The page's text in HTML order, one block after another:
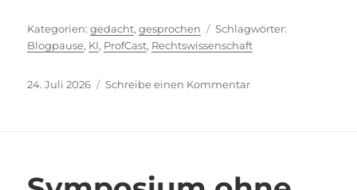
Kategorien
gedacht,gesprochen
Blogpause, KI, ProfCast, Rechtswissenschaft
Veröffentlicht
24. Juli 2026 Schreibe einen Kommentarzu
die